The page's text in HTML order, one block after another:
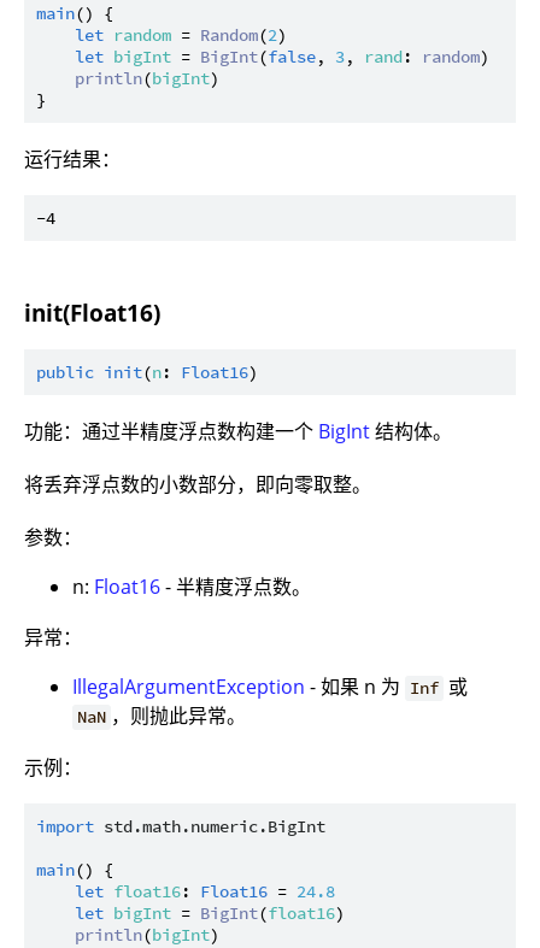
main() {
let random = Random(2)
let bigInt = BigInt(false, 3, rand: random)
println(bigInt)
运行结果：
init(Float16)
public init(n: Float16
功能：通过半精度浮点数构建一个 BigInt结构体。
将丢弃浮点数的小数部分，即向零取整。
参数：
n: Float16- 半精度浮点数。
异常：
IllegalArgumentException - 如果 n 为 Inf 或
NaN ，则抛此异常。
示例：
import std.math.numeric.BigInt
main() {
let float16: Float16 = 24.8
let bigInt = BigInt(float16)
println(bigInt)